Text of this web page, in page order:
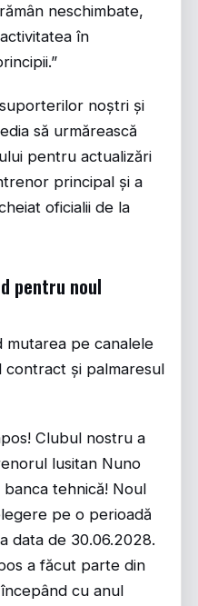
neschimbate,
în
noștri și
să urmărească
pentru actualizări
principal și a
oficialii de la
pentru noul
mutarea pe canalele
și palmaresul
Clubul nostru a
lusitan Nuno
tehnică! Noul
pe o perioadă
data de 30.06.2028.
a făcut parte din
cu anul